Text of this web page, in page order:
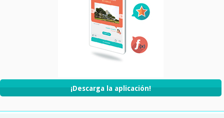
¡Descarga la aplicación!